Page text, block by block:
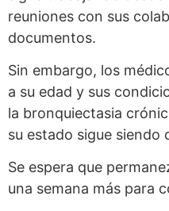
reuniones con sus
documentos.
Sin embargo, los
a su edad y sus
la bronquiectasia
su estado sigue siendo
Se espera que
una semana más para